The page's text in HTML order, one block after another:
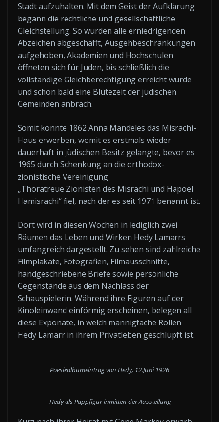
Stadt aufzuhalten. Mit dem Geist der Aufklärung
begann die rechtliche und gesellschaftliche
Gleichstellung. So wurden alle erniedrigenden
Abzeichen abgeschafft, Ausgehbeschränkungen
aufgehoben, Akademien und Hochschulen
öffneten sich für Juden, bis schließlich die
vollständige Gleichberechtigung erreicht wurde
und schon bald eine Blütezeit der jüdischen
Gemeinden anbrach.
Somit konnte 1862 Anna Mandeles das Misrachi-
Haus erwerben, womit es erstmals wieder
dauerhaft in jüdischen Besitz gelangte, bevor es
1965 durch Schenkung an die orthodox-
zionistische Vereinigung
„Thoratreue Zionisten des Misrachi und Hapoel
Hamisrachi“ fiel, nach der es seit 1971 benannt ist.
Dort wird in diesen Wochen in lediglich zwei
Räumen das Leben und Wirken Hedy Lamarrs
umfangreich dargestellt. Zu sehen sind zahlreiche
Filmplakate, Fotografien, Filmausschnitte,
handgeschriebene Briefe sowie persönliche
Gegenstände aus dem Nachlass der
Schauspielerin. Während ihre Figuren auf der
Kinoleinwand einförmig erscheinen, belegen all
diese Exponate, in welch mannigfache Rollen
Hedy Lamarr in ihrem Privatleben geschlüpft ist.
Poesiealbumeintrag von Hedy, 12.Juni 1926
Hedy als Pappfigur inmitten der Ausstellung